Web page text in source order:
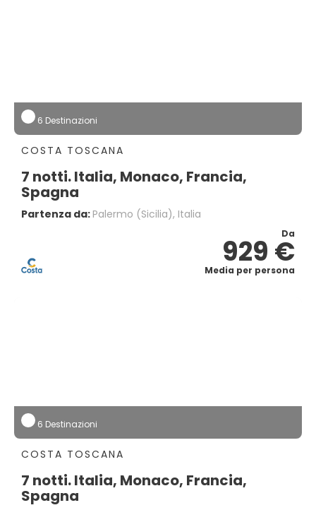
6 Destinazioni
COSTA TOSCANA
7 notti. Italia, Monaco, Francia,
Spagna
Partenza da: Palermo (sicilia), Italia
Da
929 €
Media per persona
6 Destinazioni
COSTA TOSCANA
7 notti. Italia, Monaco, Francia,
Spagna